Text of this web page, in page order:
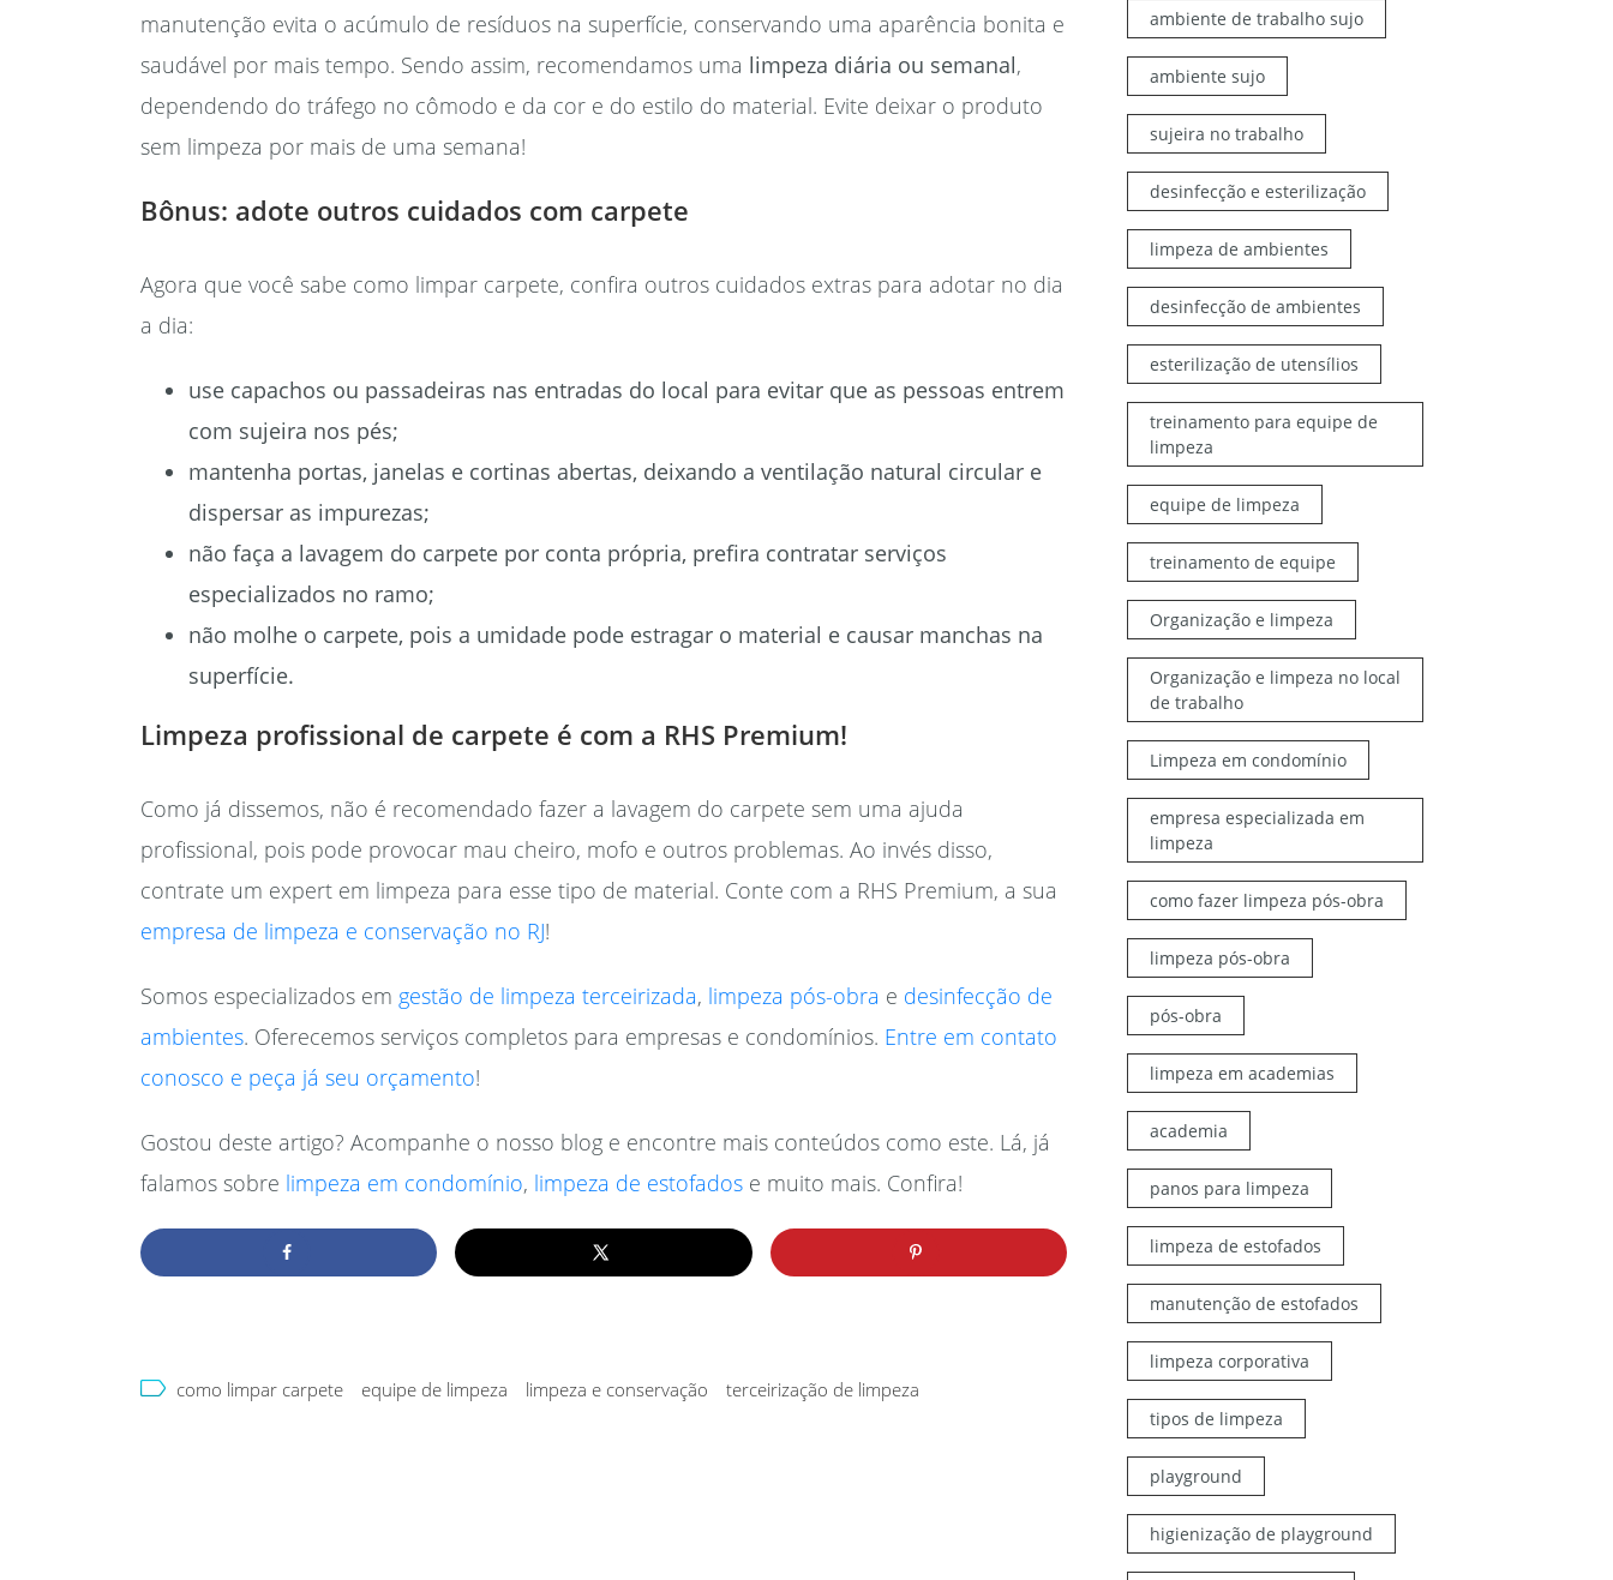
manutenção evita o acúmulo de resíduos na superfície, conservando uma aparência bonita e
saudável por mais tempo. Sendo assim, recomendamos uma limpeza diária ou semanal,
dependendo do tráfego no cômodo e da cor e do estilo do material. Evite deixar o produto
sem limpeza por mais de uma semana!
Bônus: adote outros cuidados com carpete
Agora que você sabe como limpar carpete, confira outros cuidados extras para adotar no dia
a dia:
use capachos ou passadeiras nas entradas do local para evitar que as pessoas entrem
com sujeira nos pés;
mantenha portas, janelas e cortinas abertas, deixando a ventilação natural circular e
dispersar as impurezas;
não faça a lavagem do carpete por conta própria, prefira contratar serviços
especializados no ramo;
não molhe o carpete, pois a umidade pode estragar o material e causar manchas na
superfície.
Limpeza profissional de carpete é com a RHS Premium!
Como já dissemos, não é recomendado fazer a lavagem do carpete sem uma ajuda
profissional, pois pode provocar mau cheiro, mofo e outros problemas. Ao invés disso,
contrate um expert em limpeza para esse tipo de material. Conte com a RHS Premium, a sua
empresa de limpeza e conservação no RJ!
Somos especializados em gestão de limpeza terceirizada, limpeza pós-obra e desinfecção de
ambientes. Oferecemos serviços completos para empresas e condomínios. Entre em contato
conosco e peça já seu orçamento!
Gostou deste artigo? Acompanhe o nosso blog e encontre mais conteúdos como este. Lá, já
falamos sobre limpeza em condomínio, limpeza de estofados e muito mais. Confira!
como limpar carpete equipe de limpeza limpeza e conservação terceirização de limpeza
ambiente de trabalho sujo
ambiente sujo
sujeira no trabalho
desinfecção e esterilização
limpeza de ambientes
desinfecção de ambientes
esterilização de utensílios
treinamento para equipe de
limpeza
equipe de limpeza
treinamento de equipe
Organização e limpeza
Organização e limpeza no local
de trabalho
Limpeza em condomínio
empresa especializada em
limpeza
como fazer limpeza pós-obra
limpeza pós-obra
pós-obra
limpeza em academias
academia
panos para limpeza
limpeza de estofados
manutenção de estofados
limpeza corporativa
tipos de limpeza
playground
higienização de playground